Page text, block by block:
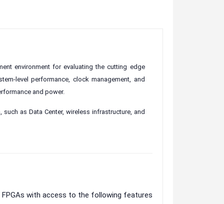
environment for evaluating the cutting edge
level performance, clock management, and
and power.
as Data Center, wireless infrastructure, and
with access to the following features